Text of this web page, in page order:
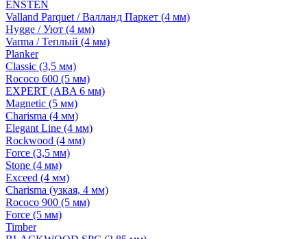
ENSTEN
Valland Parquet / Валланд Паркет (4 мм)
Hygge / Уют (4 мм)
Varma / Теплый (4 мм)
Planker
Classic (3,5 мм)
Rococo 600 (5 мм)
EXPERT (ABA 6 мм)
Magnetic (5 мм)
Charisma (4 мм)
Elegant Line (4 мм)
Rockwood (4 мм)
Force (3,5 мм)
Stone (4 мм)
Exceed (4 мм)
Charisma (узкая, 4 мм)
Rococo 900 (5 мм)
Force (5 мм)
Timber